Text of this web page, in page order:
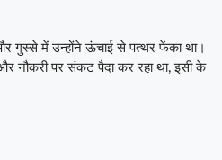
गुस्से में उन्होंने ऊंचाई से पत्थर फेंका था।
नौकरी पर संकट पैदा कर रहा था, इसी के